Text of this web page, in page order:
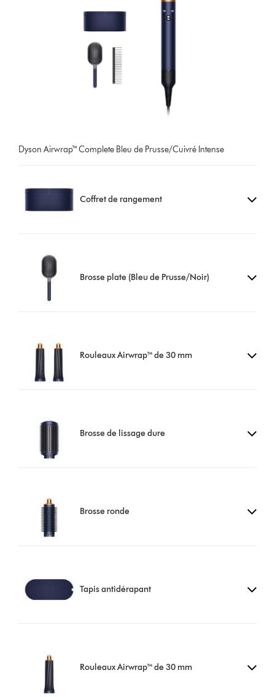
Dyson Airwrap™ Complete Bleu de Prusse/Cuivré Intense
Coffret de rangement
Brosse plate (Bleu de Prusse/Noir)
Rouleaux Airwrap™ de 30 mm
Brosse de lissage dure
Brosse ronde
Tapis antidérapant
Rouleaux Airwrap™ de 30 mm